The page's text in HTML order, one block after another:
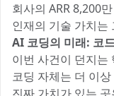
회사의 ARR 8,200
인재의 기술 가치는
AI 코딩의 미래: 코
이번 사건이 던지는
코딩 자체는 더 이